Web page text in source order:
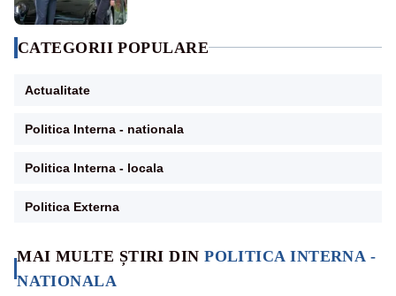
MAI MULTE ȘTIRI DINPOLITICA INTERNA -
NATIONALA
CATEGORII POPULARE
Actualitate
Politica Interna - nationala
Politica Interna - locala
Politica Externa